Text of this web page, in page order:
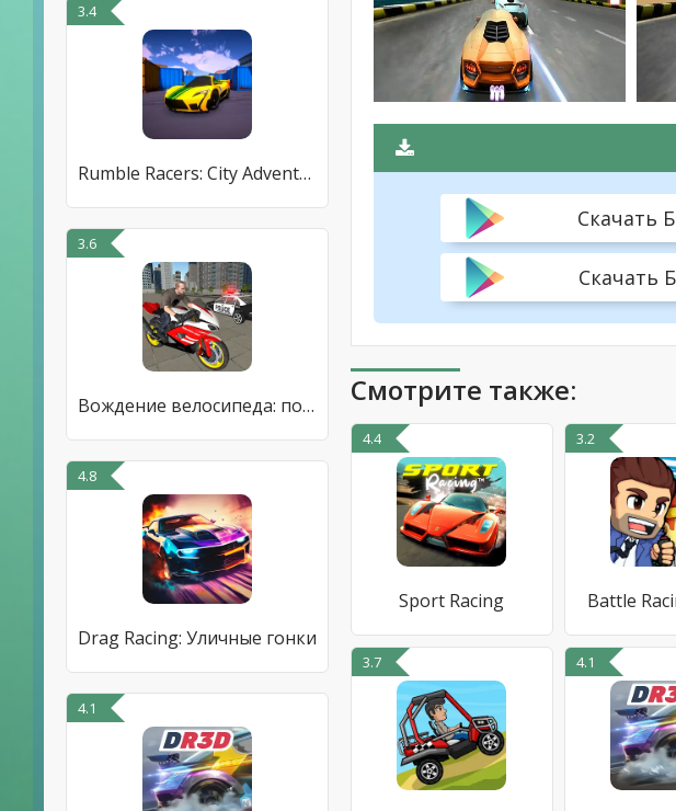
3.4
Rumble Racers: City Adventure
3.6
Вождение велосипеда: полиция
4.8
Drag Racing: Уличные гонки
4.1
Скачать
Скачать
Смотрите также:
4.4
Sport Racing
3.2
Battle
3.7 4.1